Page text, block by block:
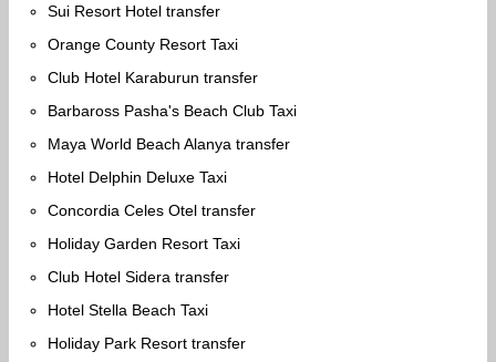
Sui Resort Hotel transfer
Orange County Resort Taxi
Club Hotel Karaburun transfer
Barbaross Pasha's Beach Club Taxi
Maya World Beach Alanya transfer
Hotel Delphin Deluxe Taxi
Concordia Celes Otel transfer
Holiday Garden Resort Taxi
Club Hotel Sidera transfer
Hotel Stella Beach Taxi
Holiday Park Resort transfer